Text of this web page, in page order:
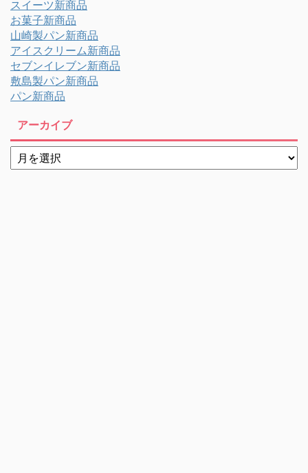
スイーツ新商品
お菓子新商品
山崎製パン新商品
アイスクリーム新商品
セブンイレブン新商品
敷島製パン新商品
パン新商品
アーカイブ